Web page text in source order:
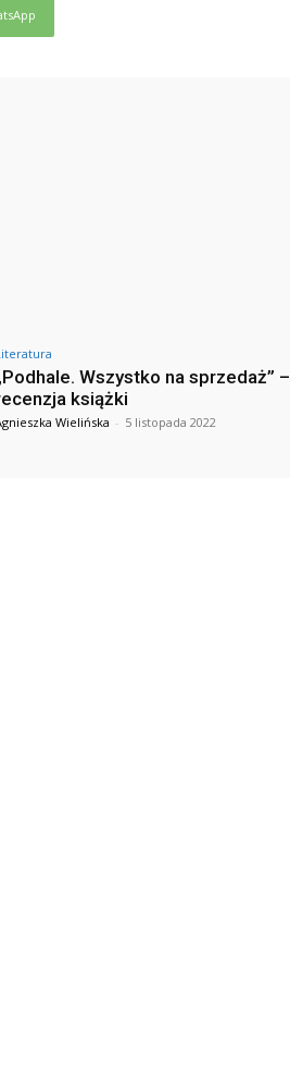
Wszystko na sprzedaż” –
książki
Wielińska - 5 listopada 2022